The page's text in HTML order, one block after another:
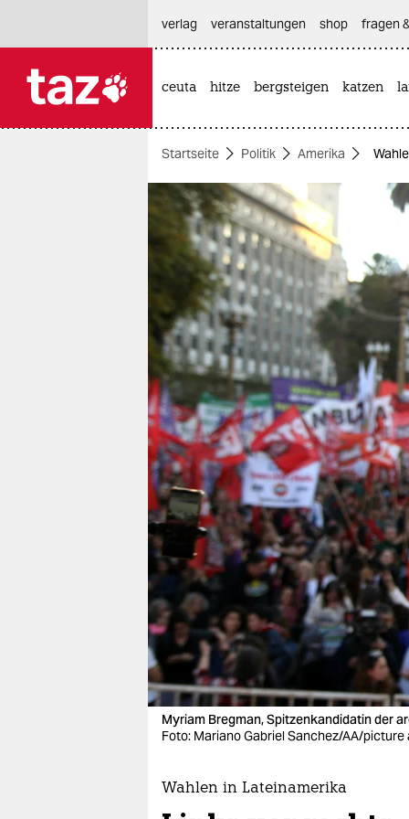
themen
politik
öko
gesellschaft
kultur
sport
berlin
nord
wahrheit
verlag
verlag
veranstaltungen
shop
fragen & hilfe
unterstützen
genossenschaft
verlag
veranstaltungen shop fragen
ceuta hitze bergsteigen katzen
Startseite Politik Amerika
Myriam Bregman, Spitzenkandidatin der
Foto: Mariano Gabriel Sanchez/AA/picture
Wahlen in Lateinamerika